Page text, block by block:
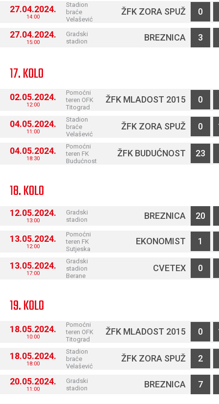
27.04.2024.
14:00
Stadion
braće
Velašević
ŽFK ZORA SPUŽ 0
27.04.2024.
15:00
Gradski
stadion
BREZNICA 3
17. KOLO
02.05.2024.
12:00
Pomoćni
teren OFK
Titograd
ŽFK MLADOST 2015 0
04.05.2024.
11:00
Stadion
braće
Velašević
ŽFK ZORA SPUŽ 0
04.05.2024.
18:30
Pomoćni
teren FK
Budućnost
ŽFK BUDUĆNOST 23
18. KOLO
12.05.2024.
13:00
Gradski
stadion
BREZNICA 20
13.05.2024.
12:00
Pomoćni
teren FK
Sutjeska
EKONOMIST 1
13.05.2024.
17:00
Gradski
stadion
Berane
CVETEX 0
19. KOLO
18.05.2024.
10:00
Pomoćni
teren OFK
Titograd
ŽFK MLADOST 2015 0
18.05.2024.
18:00
Stadion
braće
Velašević
ŽFK ZORA SPUŽ 2
20.05.2024.
11:00
Gradski
stadion
BREZNICA 7